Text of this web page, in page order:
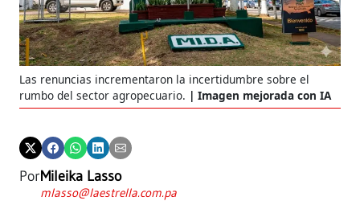
Las renuncias incrementaron la incertidumbre sobre el
rumbo del sector agropecuario.
Imagen mejorada con IA
PorMileika Lasso
mlasso@laestrella.com.pa